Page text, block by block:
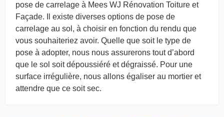
pose de carrelage à Mees WJ Rénovation Toiture et
Façade. Il existe diverses options de pose de
carrelage au sol, à choisir en fonction du rendu que
vous souhaiteriez avoir. Quelle que soit le type de
pose à adopter, nous nous assurerons tout d’abord
que le sol soit dépoussiéré et dégraissé. Pour une
surface irrégulière, nous allons égaliser au mortier et
attendre que ce soit sec.